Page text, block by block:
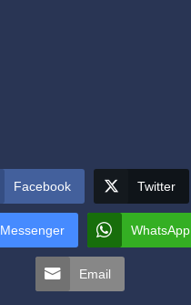
Facebook Twitter
Messenger WhatsApp
Email